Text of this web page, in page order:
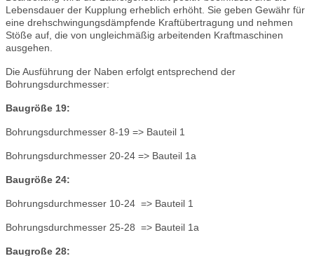
Lebensdauer der Kupplung erheblich erhöht. Sie geben Gewähr für
eine drehschwingungsdämpfende Kraftübertragung und nehmen
Stöße auf, die von ungleichmäßig arbeitenden Kraftmaschinen
ausgehen.
Die Ausführung der Naben erfolgt entsprechend der
Bohrungsdurchmesser:
Baugröße 19:
Bohrungsdurchmesser 8-19 => Bauteil 1
Bohrungsdurchmesser 20-24 => Bauteil 1a
Baugröße 24:
Bohrungsdurchmesser 10-24 => Bauteil 1
Bohrungsdurchmesser 25-28 => Bauteil 1a
Baugroße 28: